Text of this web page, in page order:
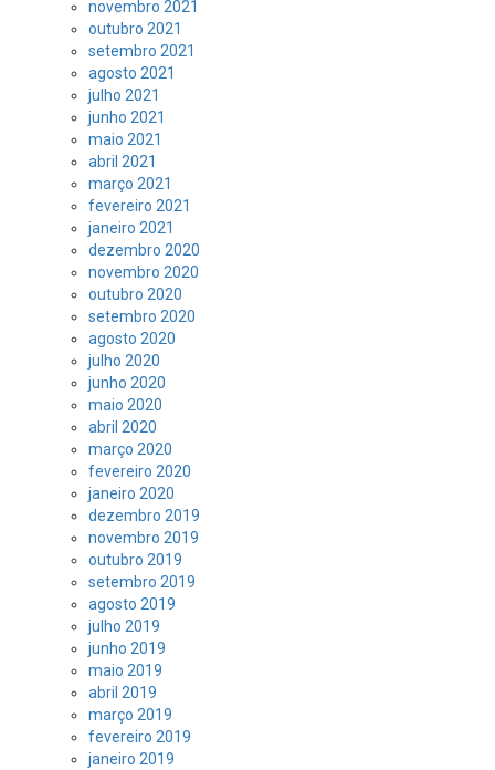
novembro 2021
outubro 2021
setembro 2021
agosto 2021
julho 2021
junho 2021
maio 2021
abril 2021
março 2021
fevereiro 2021
janeiro 2021
dezembro 2020
novembro 2020
outubro 2020
setembro 2020
agosto 2020
julho 2020
junho 2020
maio 2020
abril 2020
março 2020
fevereiro 2020
janeiro 2020
dezembro 2019
novembro 2019
outubro 2019
setembro 2019
agosto 2019
julho 2019
junho 2019
maio 2019
abril 2019
março 2019
fevereiro 2019
janeiro 2019